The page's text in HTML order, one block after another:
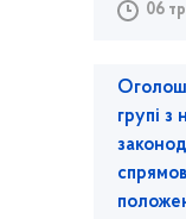
06
групі з